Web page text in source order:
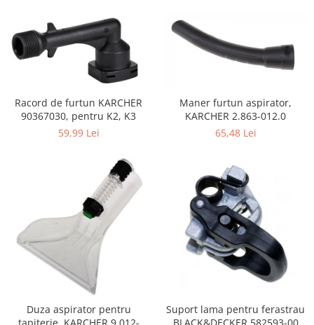
Ambalaje cadouri
Cadouri
Curatenie si intretinere
Racord de furtun KARCHER
90367030, pentru K2, K3
59,99 Lei
Maner furtun aspirator,
KARCHER 2.863-012.0
65,48 Lei
Duza aspirator pentru
Suport lama pentru ferastrau